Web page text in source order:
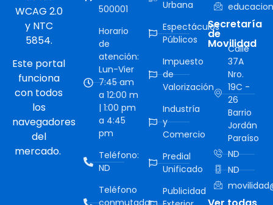
WCAG 2.0
y NTC
5854.
Este portal
funciona
con todos
los
navegadores
del
mercado.
500001
Horario
de
atención:
Lun-Vier
7:45 am
a 12:00 m
| 1:00 pm
a 4:45
pm
Teléfono:
ND
Teléfono
Urbana
Espectáculos
Públicos
Impuesto
de
Valorización
Industría
y
Comercio
Predial
Unificado
Publicidad
Secretaría
de
Movilidad
Calle
37A
Nro.
19C -
26
Barrio
Jordán
Paraíso
ND
ND